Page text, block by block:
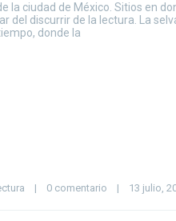
la ciudad de México. Sitios en
del discurrir de la lectura. La
donde la
| 0 comentario | 13 julio,